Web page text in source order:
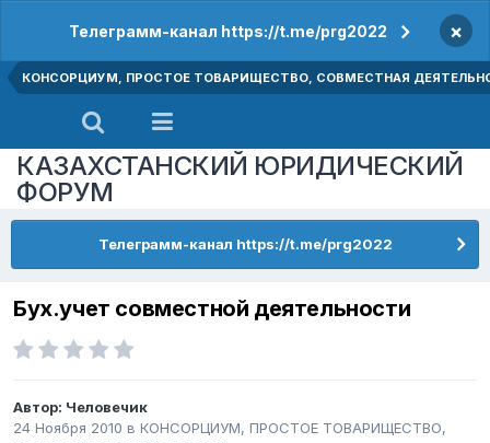
Телеграмм-канал https://t.me/prg2022 ×
КОНСОРЦИУМ, ПРОСТОЕ ТОВАРИЩЕСТВО, СОВМЕСТНАЯ
КАЗАХСТАНСКИЙ ЮРИДИЧЕСКИЙ
ФОРУМ
Телеграмм-канал https://t.me/prg2022
Бух.учет совместной деятельности
Автор: Человечик
24 Ноября 2010 в КОНСОРЦИУМ, ПРОСТОЕ ТОВАРИЩЕСТВО,